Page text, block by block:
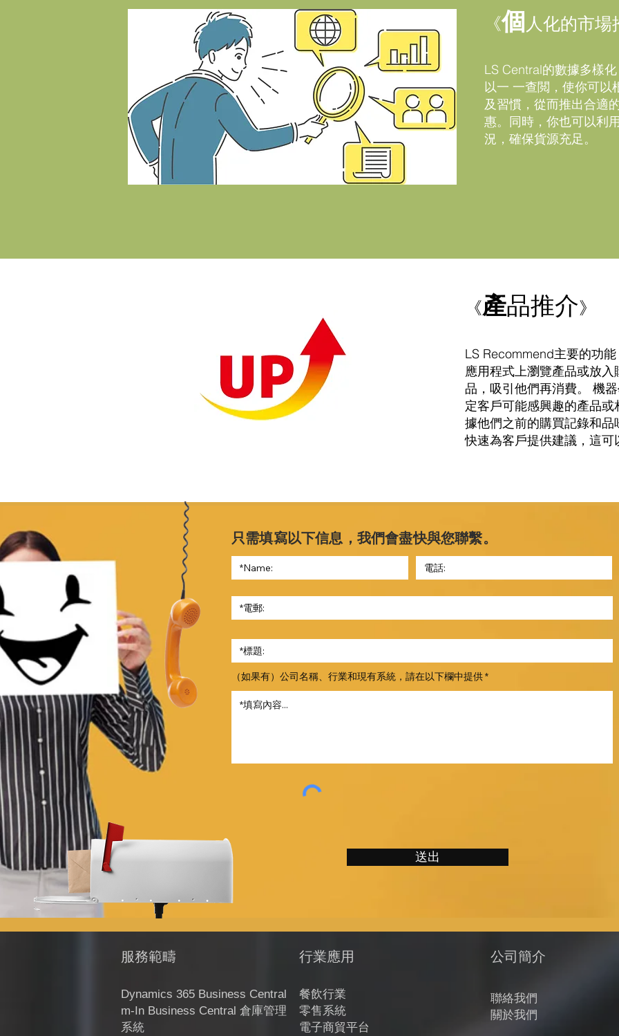
《個 人化的市
LS Central的數據多樣
以一 一查閲，使你可以
及習慣，從而推出合適
惠。同時，你也可以利
況，確保貨源充足。
《產品推介》
LS Recommend主要的功
應用程式上瀏覽產品或放
品，吸引他們再消費。 機
定客戶可能感興趣的產品
據他們之前的購買記錄和
快速為客戶提供建議，這
（如果有）公司名稱、行業和現有系統，請在以下欄中提供
送出
只需填寫以下信息，我們會盡快與您聯繫。
​服務範疇
Dynamics 365 Business Central
m-In Business Central 倉庫管理
系統
行業應用
餐飲行業
零售系統
電子商貿平台
公司簡介
聯絡我們
關於我們